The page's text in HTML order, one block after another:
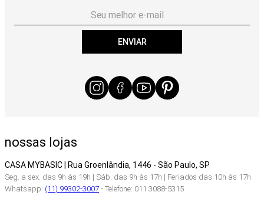
ENVIAR
nossas lojas
CASA MYBASIC | Rua Groenlândia, 1446 - São Paulo, SP
Seg. a sex. das 9h às 19h | Sáb. das 9h às 17h | Feriados das 10h às 17h
Whatsapp: (11) 99302-3007- Telefone: 011 3088-5315